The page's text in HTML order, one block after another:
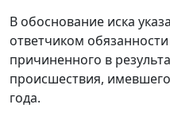
В обоснование иска
ответчиком
причиненного в
происшествия,
года.